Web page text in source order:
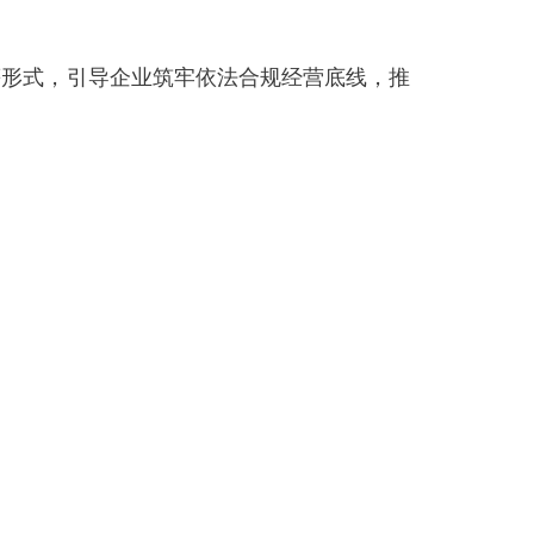
，引导企业筑牢依法合规经营底线，推